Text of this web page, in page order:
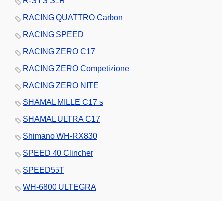
RACING QUATTRO Carbon
RACING SPEED
RACING ZERO C17
RACING ZERO Competizione
RACING ZERO NITE
SHAMAL MILLE C17 s
SHAMAL ULTRA C17
Shimano WH-RX830
SPEED 40 Clincher
SPEED55T
WH-6800 ULTEGRA